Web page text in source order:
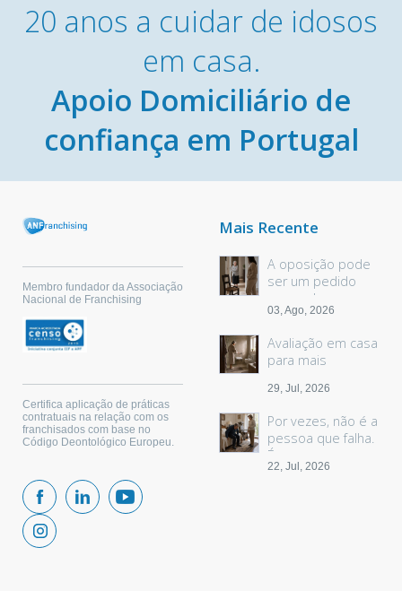
20 anos a cuidar de idosos
em casa.
Apoio Domiciliário de
confiança em Portugal
Membro fundador da Associação
Nacional de Franchising
Certifica aplicação de práticas
contratuais na relação com os
franchisados com base no
Código Deontológico Europeu.
Mais Recente
A oposição pode
ser um pedido
sem palavras
03, Ago, 2026
Avaliação em casa
para mais
29, Jul, 2026
Por vezes, não é a
pessoa que falha.
É o espaço.
22, Jul, 2026